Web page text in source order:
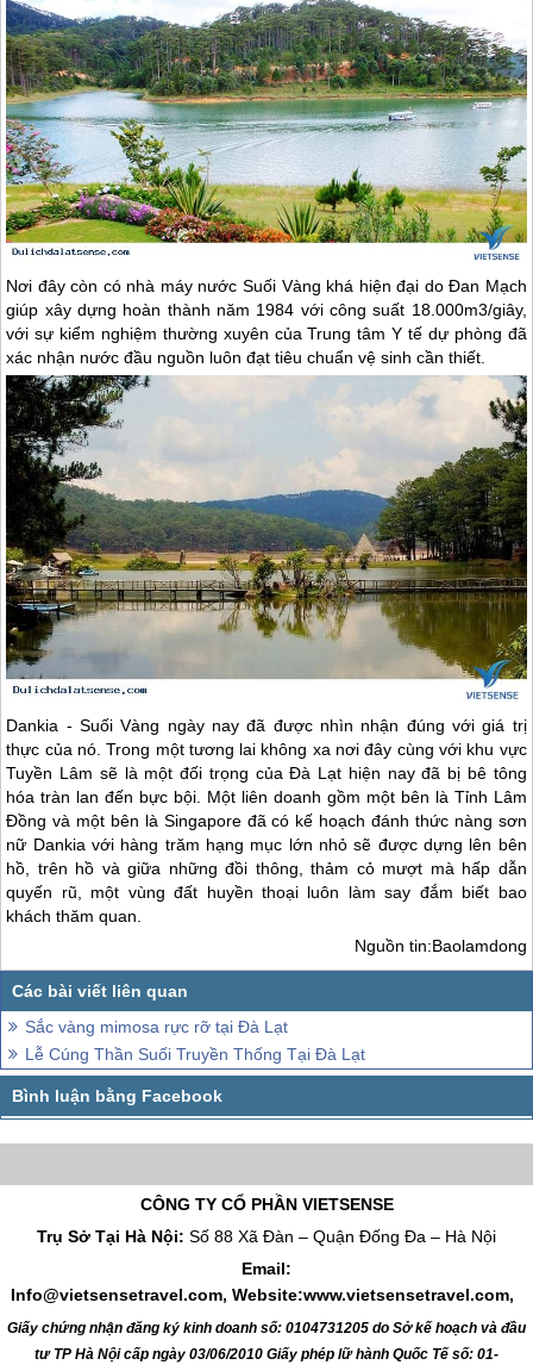
Nơi đây còn có nhà máy nước Suối Vàng khá hiện đại do Đan Mạch
giúp xây dựng hoàn thành năm 1984 với công suất 18.000m3/giây,
với sự kiểm nghiệm thường xuyên của Trung tâm Y tế dự phòng đã
xác nhận nước đầu nguồn luôn đạt tiêu chuẩn vệ sinh cần thiết.
Dankia - Suối Vàng ngày nay đã được nhìn nhận đúng với giá trị
thực của nó. Trong một tương lai không xa nơi đây cùng với khu vực
Tuyền Lâm sẽ là một đối trọng củaĐà Lạt hiện nay đã bị bê tông
hóa tràn lan đến bực bội. Một liên doanh gồm một bên là Tỉnh Lâm
Đồng và một bên là Singapore đã có kế hoạch đánh thức nàng sơn
nữ Dankia với hàng trăm hạng mục lớn nhỏ sẽ được dựng lên bên
hồ, trên hồ và giữa những đồi thông, thảm cỏ mượt mà hấp dẫn
quyến rũ, một vùng đất huyền thoại luôn làm say đắm biết bao
khách thăm quan.
Nguồn tin:Baolamdong
Sắc vàng mimosa rực rỡ tại Đà Lạt
Lễ Cúng Thần Suối Truyền Thống Tại Đà Lạt
CÔNG TY CỔ PHẦN VIETSENSE
Trụ Sở Tại Hà Nội: Số 88 Xã Đàn – Quận Đống Đa – Hà Nội
Email:
Info@vietsensetravel.com, Website:www.vietsensetravel.com,
Giấy chứng nhận đăng ký kinh doanh số: 0104731205 do Sở kế hoạch và đầu
tư TP Hà Nội cấp ngày 03/06/2010 Giấy phép lữ hành Quốc Tế số: 01-